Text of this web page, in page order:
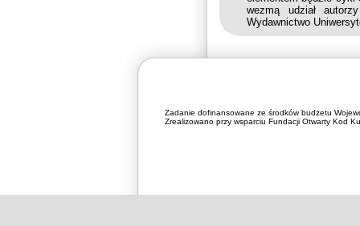
wezmą udział
Wydawnictwo
Zadanie dofinansowane ze środków budżetu
Zrealizowano przy wsparciu Fundacji Otwarty Kod